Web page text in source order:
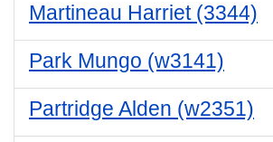
Martineau Harriet (3344)
Park Mungo (w3141)
Partridge Alden (w2351)